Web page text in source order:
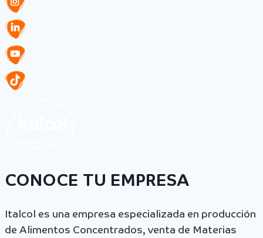
CONOCE TU EMPRESA
Italcol es una empresa especializada en producción
de Alimentos Concentrados, venta de Materias